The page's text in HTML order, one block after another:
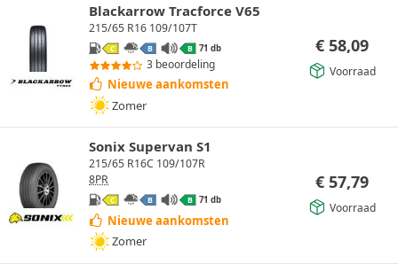
Blackarrow Tracforce V65
215/65 R16 109/107T
C B B 71 db
3 beoordeling
Nieuwe aankomsten
Zomer
€ 58,09
Voorraad
Sonix Supervan S1
215/65 R16C 109/107R
8PR
C B B 71 db
Nieuwe aankomsten
Zomer
€ 57,79
Voorraad